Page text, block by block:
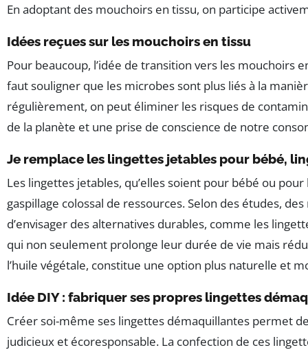
En adoptant des mouchoirs en tissu, on participe
Idées reçues sur les mouchoirs en tissu
Pour beaucoup, l’idée de transition vers les mouchoirs
faut souligner que les microbes sont plus liés à la
régulièrement, on peut éliminer les risques de
de la planète et une prise de conscience de notre
Je remplace les lingettes jetables pour bébé,
Les lingettes jetables, qu’elles soient pour bébé ou
gaspillage colossal de ressources. Selon des études,
d’envisager des alternatives durables, comme les
qui non seulement prolonge leur durée de vie mais
l’huile végétale, constitue une option plus naturelle et
Idée DIY : fabriquer ses propres lingettes
Créer soi-même ses lingettes démaquillantes permet
judicieux et écoresponsable. La confection de ces